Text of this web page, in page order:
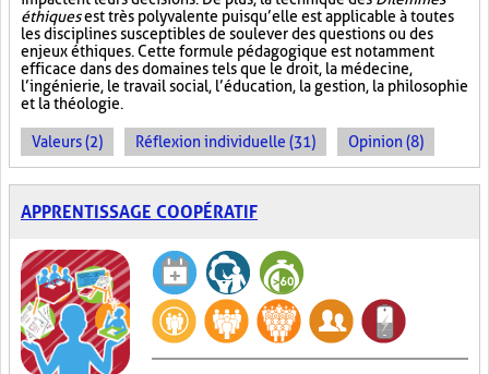
éthiquesest très polyvalente puisqu’elle est applicable à toutes
les disciplines susceptibles de soulever des questions ou des
enjeux éthiques. Cette formule pédagogique est notamment
efficace dans des domaines tels que le droit, la médecine,
l’ingénierie, le travail social, l’éducation, la gestion, la philosophie
et la théologie.
Valeurs (2) Réflexion individuelle (31) Opinion (8)
APPRENTISSAGE COOPÉRATIF